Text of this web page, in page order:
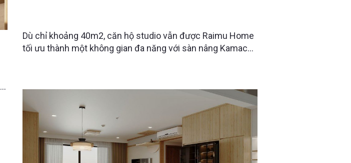
Dù chỉ khoảng 40m2, căn hộ studio vẫn được Raimu Home
tối ưu thành một không gian đa năng với sàn nâng Kamachi,